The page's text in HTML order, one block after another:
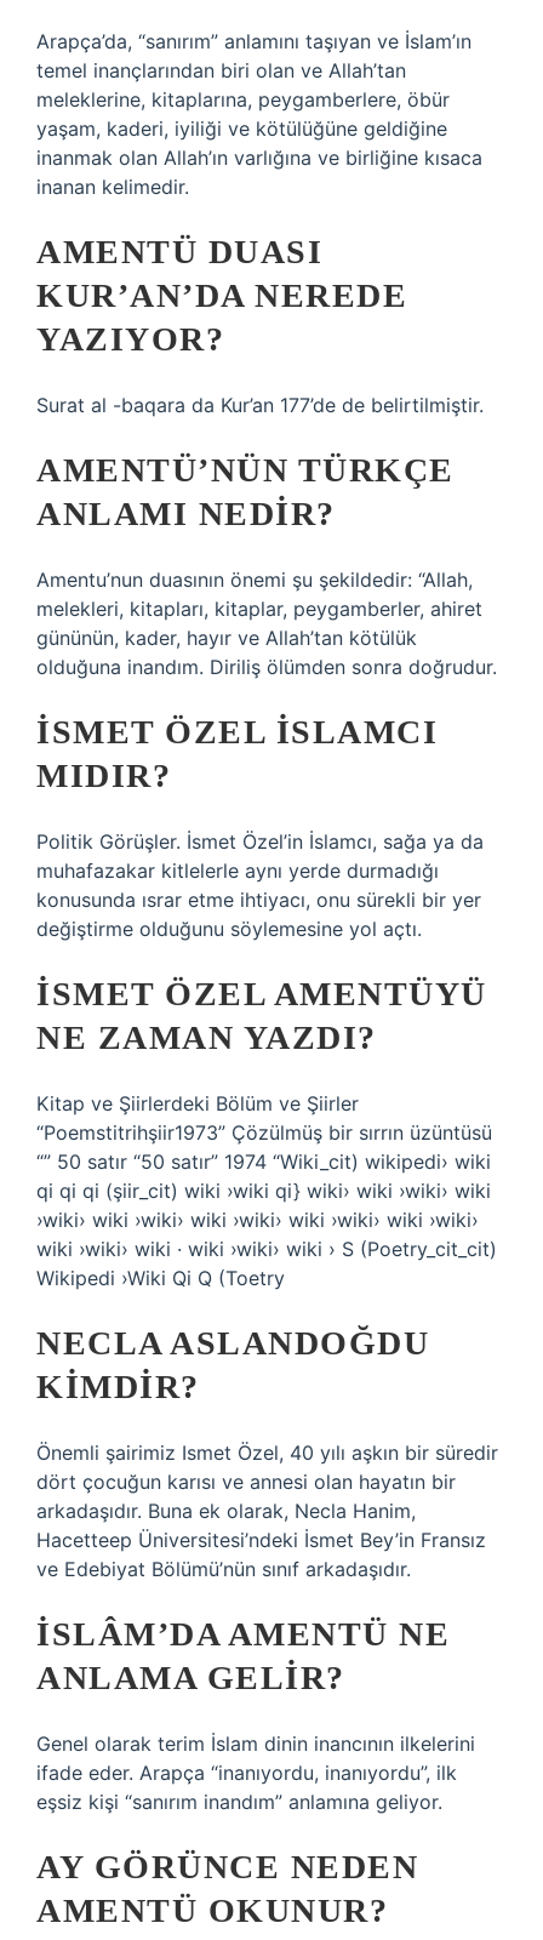
Arapça’da, “sanırım” anlamını taşıyan ve İslam’ın
temel inançlarından biri olan ve Allah’tan
meleklerine, kitaplarına, peygamberlere, öbür
yaşam, kaderi, iyiliği ve kötülüğüne geldiğine
inanmak olan Allah’ın varlığına ve birliğine kısaca
inanan kelimedir.
AMENTÜ DUASI
KUR’AN’DA NEREDE
YAZIYOR?
Surat al -baqara da Kur’an 177’de de belirtilmiştir.
AMENTÜ’NÜN TÜRKÇE
ANLAMI NEDIR?
Amentu’nun duasının önemi şu şekildedir: “Allah,
melekleri, kitapları, kitaplar, peygamberler, ahiret
gününün, kader, hayır ve Allah’tan kötülük
olduğuna inandım. Diriliş ölümden sonra doğrudur.
İSMET ÖZEL İSLAMCI
MIDIR?
Politik Görüşler. İsmet Özel’in İslamcı, sağa ya da
muhafazakar kitlelerle aynı yerde durmadığı
konusunda ısrar etme ihtiyacı, onu sürekli bir yer
değiştirme olduğunu söylemesine yol açtı.
İSMET ÖZEL AMENTÜYÜ
NE ZAMAN YAZDI?
Kitap ve Şiirlerdeki Bölüm ve Şiirler
“Poemstitrihşiir1973” Çözülmüş bir sırrın üzüntüsü
“” 50 satır “50 satır” 1974 “Wiki_cit) wikipedi› wiki
qi qi qi (şiir_cit) wiki ›wiki qi} wiki› wiki ›wiki› wiki
›wiki› wiki ›wiki› wiki ›wiki› wiki ›wiki› wiki ›wiki›
wiki ›wiki› wiki · wiki ›wiki› wiki › S (Poetry_cit_cit)
Wikipedi ›Wiki Qi Q (Toetry
NECLA ASLANDOĞDU
KIMDIR?
Önemli şairimiz Ismet Özel, 40 yılı aşkın bir süredir
dört çocuğun karısı ve annesi olan hayatın bir
arkadaşıdır. Buna ek olarak, Necla Hanim,
Hacetteep Üniversitesi’ndeki İsmet Bey’in Fransız
ve Edebiyat Bölümü’nün sınıf arkadaşıdır.
İSLÂM’DA AMENTÜ NE
ANLAMA GELIR?
Genel olarak terim İslam dinin inancının ilkelerini
ifade eder. Arapça “inanıyordu, inanıyordu”, ilk
eşsiz kişi “sanırım inandım” anlamına geliyor.
AY GÖRÜNCE NEDEN
AMENTÜ OKUNUR?